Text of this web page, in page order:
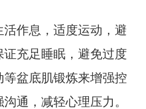
作息，适度运动，避
充足睡眠，避免过度
盆底肌锻炼来增强控
通，减轻心理压力。